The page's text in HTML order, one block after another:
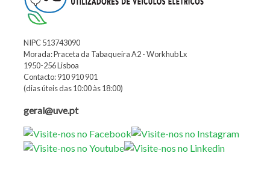
NIPC 513743090
Morada: Praceta da Tabaqueira A2 - Workhub Lx
1950-256 Lisboa
Contacto: 910 910 901
(dias úteis das 10:00 às 18:00)
geral@uve.pt